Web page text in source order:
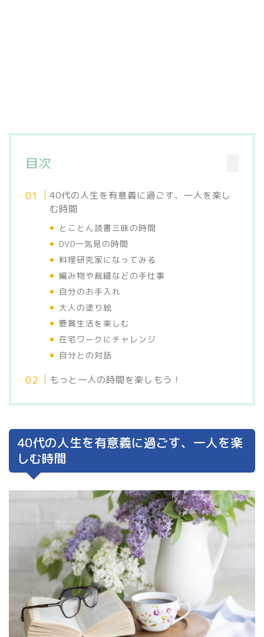
目次
40代の人生を有意義に過ごす、一人を楽し
む時間
とことん読書三昧の時間
DVD一気見の時間
料理研究家になってみる
編み物や裁縫などの手仕事
自分のお手入れ
大人の塗り絵
懸賞生活を楽しむ
在宅ワークにチャレンジ
自分との対話
もっと一人の時間を楽しもう！
40代の人生を有意義に過ごす、一人を楽
しむ時間